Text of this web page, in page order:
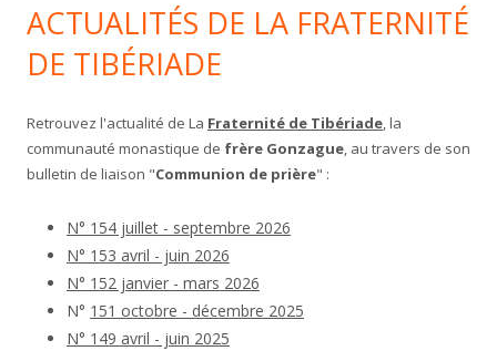
ACTUALITÉS DE LA FRATERNITÉ
DE TIBÉRIADE
Retrouvez l'actualité de La Fraternité de Tibériade , la
communauté monastique de frère Gonzague , au travers de son
bulletin de liaison "Communion de prière" :
N° 154 juillet - septembre 2026
N° 153 avril - juin 2026
N° 152 janvier - mars 2026
N° 151 octobre - décembre 2025
N° 149 avril - juin 2025